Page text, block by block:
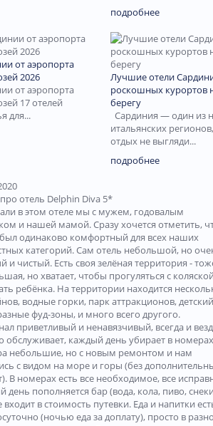
подробнее
от аэропорта
2026
от аэропорта
17 отелей
для...
Лучшие отели
роскошных курортов
берегу
Сардиния — один из
итальянских
отдых не выгляди...
подробнее
отель Delphin Diva 5*
в этом отеле мы с мужем, годовалым
и нашей мамой. Сразу хочется отметить,
одинаково комфортный для всех наших
категорий. Сам отель небольшой, но
и чистый. Есть своя зелёная территория -
но хватает, чтобы прогуляться с
ребёнка. На территории находится
водные горки, парк аттракционов, детский
фуд-зоны, и много всего другого.
приветливый и ненавязчивый, всегда и
обслуживает, каждый день убирает в
небольшие, но с новым ремонтом и нам
с видом на море и горы (без
В номерах есть все необходимое, все
день пополняется бар (вода, кола, пиво,
входит в стоимость путевки. Еда и напитки
(ночью еда за доплату), просто в